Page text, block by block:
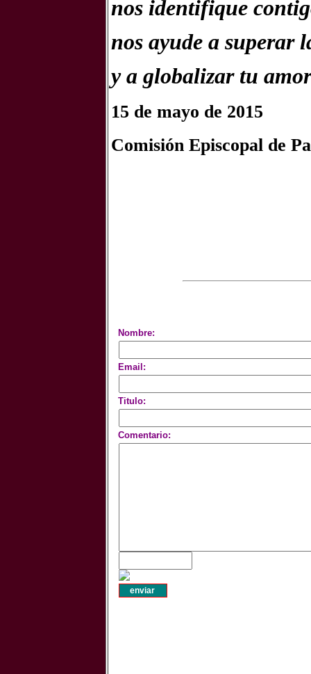
nos identifique
nos ayude a superar
y a globalizar tu
15 de mayo de 2015
Comisión Episcopal de
Nombre:
Email:
Titulo:
Comentario: